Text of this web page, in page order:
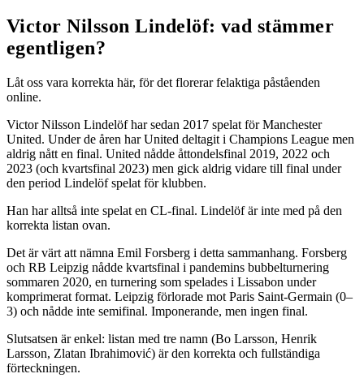
Victor Nilsson Lindelöf: vad stämmer
egentligen?
Låt oss vara korrekta här, för det florerar felaktiga påståenden
online.
Victor Nilsson Lindelöf har sedan 2017 spelat för Manchester
United. Under de åren har United deltagit i Champions League men
aldrig nått en final. United nådde åttondelsfinal 2019, 2022 och
2023 (och kvartsfinal 2023) men gick aldrig vidare till final under
den period Lindelöf spelat för klubben.
Han har alltså inte spelat en CL-final. Lindelöf är inte med på den
korrekta listan ovan.
Det är värt att nämna Emil Forsberg i detta sammanhang. Forsberg
och RB Leipzig nådde kvartsfinal i pandemins bubbelturnering
sommaren 2020, en turnering som spelades i Lissabon under
komprimerat format. Leipzig förlorade mot Paris Saint-Germain (0–
3) och nådde inte semifinal. Imponerande, men ingen final.
Slutsatsen är enkel: listan med tre namn (Bo Larsson, Henrik
Larsson, Zlatan Ibrahimović) är den korrekta och fullständiga
förteckningen.